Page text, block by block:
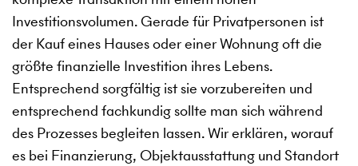
Investitionsvolumen. Gerade für Privatpersonen ist
der Kauf eines Hauses oder einer Wohnung oft die
größte finanzielle Investition ihres Lebens.
Entsprechend sorgfältig ist sie vorzubereiten und
entsprechend fachkundig sollte man sich während
des Prozesses begleiten lassen. Wir erklären, worauf
es bei Finanzierung, Objektausstattung und Standort